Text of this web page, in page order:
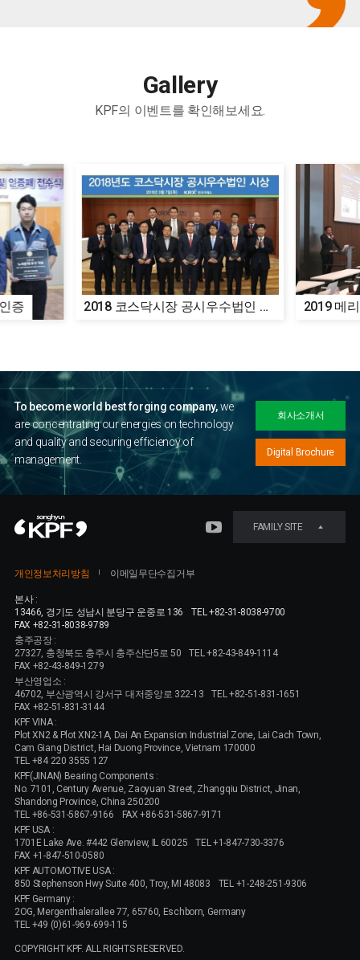
Gallery
KPF의 이벤트를 확인해보세요.
2018 코스닥시장 공시우수법인 선정
To become world best forging company,we
are concentrating our energies on technology
and qualityand securing efficiency of
management.
회사소개서
Digital Brochure
개인정보처리방침 이메일무단수집거부
본사 :
13466, 경기도 성남시 분당구 운중로 136
TEL +82-31-8038-9700
FAX +82-31-8038-9789
충주공장 :
27327, 충청북도 충주시 충주산단5로 50
TEL +82-43-849-1114
FAX +82-43-849-1279
부산영업소 :
46702, 부산광역시 강서구 대저중앙로 322-13
TEL +82-51-831-1651
FAX +82-51-831-3144
KPF VINA :
Plot XN2 & Plot XN2-1A, Dai An Expansion Industrial Zone, Lai Cach Town,
Cam Giang District, Hai Duong Province, Vietnam 170000
TEL +84 220 3555 127
KPF(JINAN) Bearing Components :
No. 7101, Century Avenue, Zaoyuan Street, Zhangqiu District, Jinan,
Shandong Province, China 250200
TEL +86-531-5867-9166
FAX +86-531-5867-9171
KPF USA :
1701E Lake Ave. #442 Glenview, IL 60025
TEL +1-847-730-3376
FAX +1-847-510-0580
KPF AUTOMOTIVE USA :
850 Stephenson Hwy Suite 400, Troy, MI 48083
TEL +1-248-251-9306
KPF Germany :
2OG, Mergenthalerallee 77, 65760, Eschborn, Germany
TEL +49 (0)61-969-699-115
COPYRIGHT KPF. ALL RIGHTS RESERVED.
FAMILY SITE